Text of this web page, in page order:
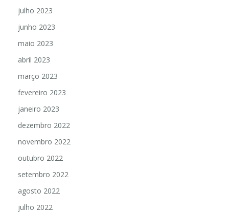
julho 2023
junho 2023
maio 2023
abril 2023
março 2023
fevereiro 2023
janeiro 2023
dezembro 2022
novembro 2022
outubro 2022
setembro 2022
agosto 2022
julho 2022